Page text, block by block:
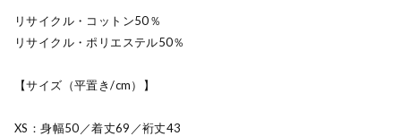
リサイクル・コットン50％
リサイクル・ポリエステル50％
【サイズ（平置き/cm）】
XS：身幅50／着丈69／裄丈43